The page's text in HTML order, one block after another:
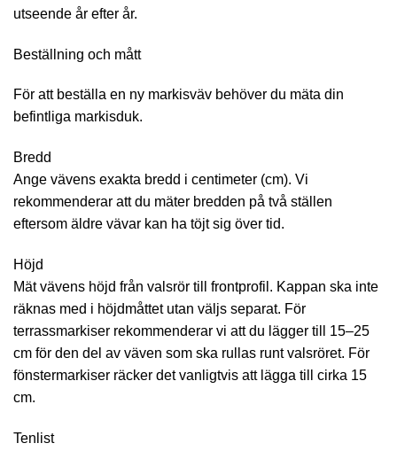
utseende år efter år.
Beställning och mått
För att beställa en ny markisväv behöver du mäta din
befintliga markisduk.
Bredd
Ange vävens exakta bredd i centimeter (cm). Vi
rekommenderar att du mäter bredden på två ställen
eftersom äldre vävar kan ha töjt sig över tid.
Höjd
Mät vävens höjd från valsrör till frontprofil. Kappan ska inte
räknas med i höjdmåttet utan väljs separat. För
terrassmarkiser rekommenderar vi att du lägger till 15–25
cm för den del av väven som ska rullas runt valsröret. För
fönstermarkiser räcker det vanligtvis att lägga till cirka 15
cm.
Tenlist